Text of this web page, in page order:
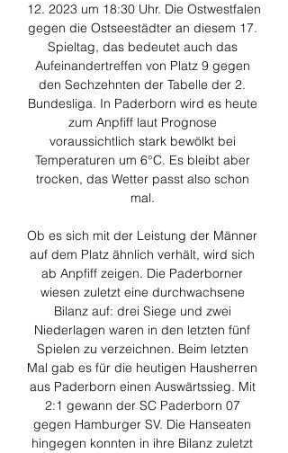
12. 2023 um 18:30 Uhr. Die Ostwestfalen
gegen die Ostseestädter an diesem 17.
Spieltag, das bedeutet auch das
Aufeinandertreffen von Platz 9 gegen
den Sechzehnten der Tabelle der 2.
Bundesliga. In Paderborn wird es heute
zum Anpfiff laut Prognose
voraussichtlich stark bewölkt bei
Temperaturen um 6°C. Es bleibt aber
trocken, das Wetter passt also schon
mal.
Ob es sich mit der Leistung der Männer
auf dem Platz ähnlich verhält, wird sich
ab Anpfiff zeigen. Die Paderborner
wiesen zuletzt eine durchwachsene
Bilanz auf: drei Siege und zwei
Niederlagen waren in den letzten fünf
Spielen zu verzeichnen. Beim letzten
Mal gab es für die heutigen Hausherren
aus Paderborn einen Auswärtssieg. Mit
2:1 gewann der SC Paderborn 07
gegen Hamburger SV. Die Hanseaten
hingegen konnten in ihre Bilanz zuletzt